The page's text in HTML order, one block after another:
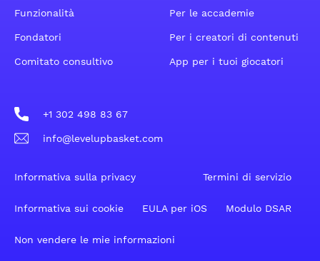
Funzionalità
Fondatori
Comitato consultivo
Per le accademie
Per i creatori di contenuti
App per i tuoi giocatori
+1 302 498 83 67
info@levelupbasket.com
Informativa sulla privacy Termini di servizio
Informativa sui cookie EULA per iOS Modulo DSAR
Non vendere le mie informazioni